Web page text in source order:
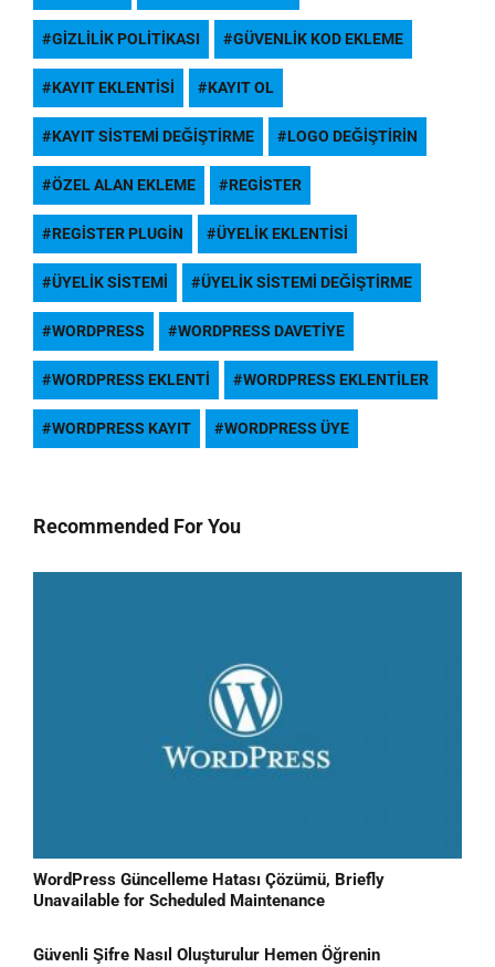
GIZLILIK POLITIKASI GÜVENLIK KOD EKLEME
KAYIT EKLENTISI KAYIT OL
KAYIT SISTEMI DEĞIŞTIRME LOGO DEĞIŞTIRIN
ÖZEL ALAN EKLEME REGISTER
REGISTER PLUGIN ÜYELIK EKLENTISI
ÜYELIK SISTEMI ÜYELIK SISTEMI DEĞIŞTIRME
WORDPRESS WORDPRESS DAVETIYE
WORDPRESS EKLENTI WORDPRESS EKLENTILER
WORDPRESS KAYIT WORDPRESS ÜYE
Recommended For You
WordPress Güncelleme Hatası Çözümü, Briefly
Unavailable for Scheduled Maintenance
Güvenli Şifre Nasıl Oluşturulur Hemen Öğrenin